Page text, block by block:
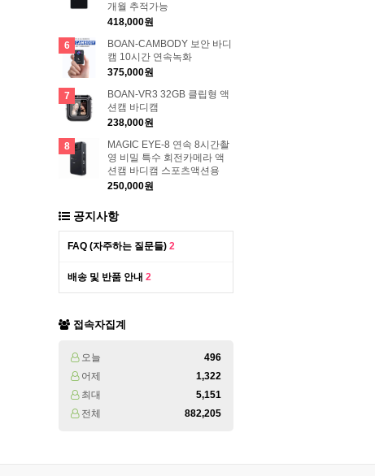
개월 추적가능
418,000원
6
BOAN-CAMBODY 보안 바디
캠 10시간 연속녹화
375,000원
7
BOAN-VR3 32GB 클립형 액
션캠 바디캠
238,000원
8
MAGIC EYE-8 연속 8시간촬
영 비밀 특수 회전카메라 액
션캠 바디캠 스포츠액션용
250,000원
공지사항
FAQ (자주하는 질문들) 2
배송 및 반품 안내 2
접속자집계
오늘
496
어제
1,322
최대
5,151
전체
882,205